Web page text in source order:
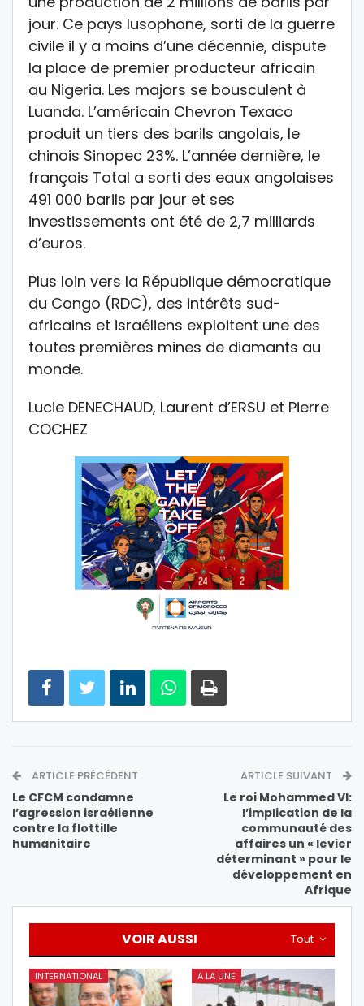
jour. Ce pays lusophone, sorti de la guerre
civile il y a moins d’une décennie, dispute
la place de premier producteur africain
au Nigeria. Les majors se bousculent à
Luanda. L’américain Chevron Texaco
produit un tiers des barils angolais, le
chinois Sinopec 23%. L’année dernière, le
français Total a sorti des eaux angolaises
491 000 barils par jour et ses
investissements ont été de 2,7 milliards
d’euros.
Plus loin vers la République démocratique
du Congo (RDC), des intérêts sud-
africains et israéliens exploitent une des
toutes premières mines de diamants au
monde.
Lucie DENECHAUD, Laurent d’ERSU et Pierre
COCHEZ
ARTICLE PRÉCÉDENT
Le CFCM condamne
l’agression israélienne
contre la flottille
humanitaire
ARTICLE SUIVANT
Le roi Mohammed VI:
l’implication de la
communauté des
affaires un « levier
déterminant » pour le
développement en
Afrique
Tout
VOIR AUSSI
INTERNATIONAL A LA UNE